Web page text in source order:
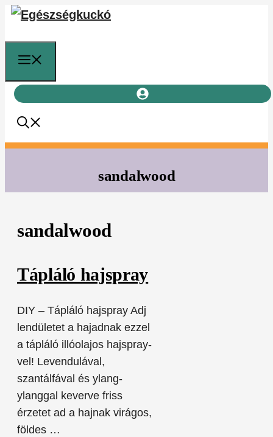
Kilépés
sandalwood
sandalwood
Tápláló hajspray
DIY – Tápláló hajspray Adj
lendületet a hajadnak ezzel
a tápláló illóolajos hajspray-
vel! Levendulával,
szantálfával és ylang-
ylanggal keverve friss
érzetet ad a hajnak virágos,
földes …